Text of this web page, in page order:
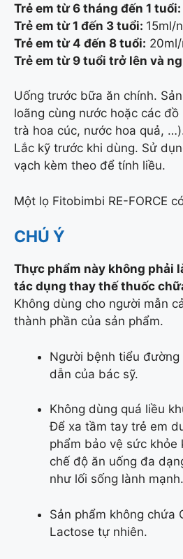
Trẻ em từ 6 tháng đến 1 tuổi:
Trẻ em từ 1 đến 3 tuổi: 15ml/
Trẻ em từ 4 đến 8 tuổi:
Trẻ em từ 9 tuổi trở lên và
Uống trước bữa ăn chính.
loãng cùng nước hoặc các
trà hoa cúc, nước hoa quả,
Lắc kỹ trước khi dùng. Sử
vạch kèm theo để tính liều.
Một lọ Fitobimbi RE-FORCE
CHÚ Ý
Thực phẩm này không phải
tác dụng thay thế thuốc
Không dùng cho người mẫn
thành phần của sản phẩm.
Người bệnh tiểu
dẫn của bác sỹ.
Không dùng quá liều
Để xa tầm tay trẻ em
phẩm bảo vệ sức khỏe
chế độ ăn uống đa
như lối sống lành mạnh.
Sản phẩm không chứa
Lactose tự nhiên.